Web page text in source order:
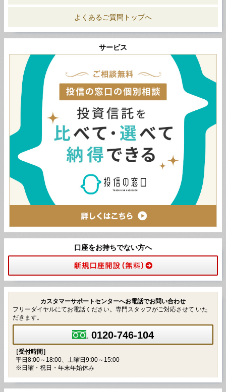
よくあるご質問トップへ
サービス
口座をお持ちでない方へ
カスタマーサポートセンターへお電話でお問い合わせ
フリーダイヤルにてお電話ください。専門スタッフがご対応させて いた
だきます。
0120-746-104
［受付時間］
平日8:00～18:00、土曜日9:00～15:00
※日曜・祝日・年末年始休み